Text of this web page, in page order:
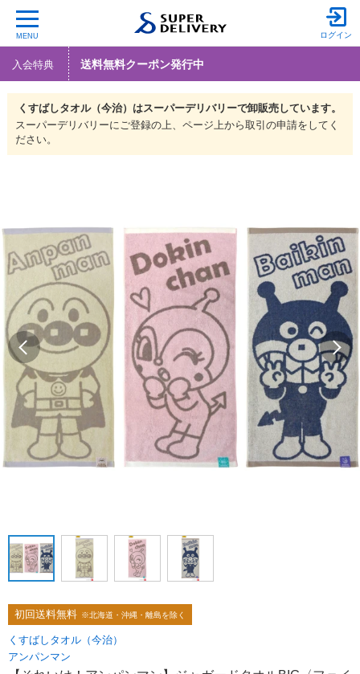
MENU ログイン
入会特典 送料無料クーポン発行中
くすばしタオル（今治）はスーパーデリバリーで卸販売しています。
スーパーデリバリーにご登録の上、ページ上から取引の申請をしてく
ださい。
初回送料無料 ※北海道・沖縄・離島を除く
くすばしタオル（今治）
アンパンマン